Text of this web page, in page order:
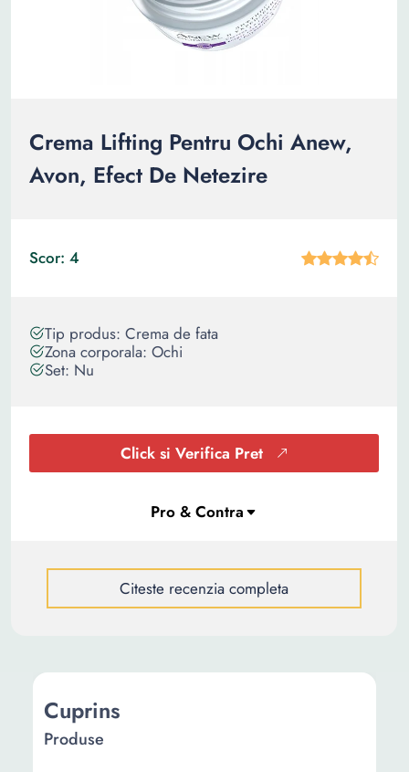
Crema Lifting Pentru Ochi Anew,
Avon, Efect De Netezire
Scor: 4
Tip produs: Crema de fata
Zona corporala: Ochi
Set: Nu
Click si Verifica Pret
Citeste recenzia completa
Cuprins
Produse